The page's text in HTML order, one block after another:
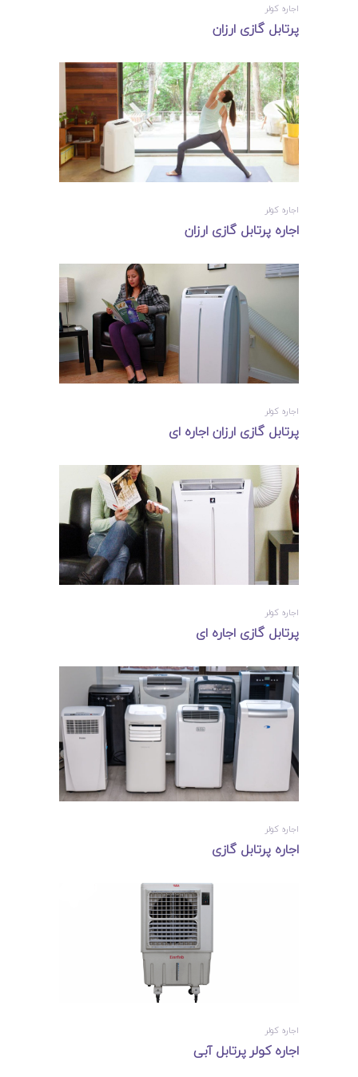
اجاره کولر
پرتابل گازی ارزان
اجاره کولر
اجاره پرتابل گازی ارزان
اجاره کولر
پرتابل گازی ارزان اجاره ای
اجاره کولر
پرتابل گازی اجاره ای
اجاره کولر
اجاره پرتابل گازی
اجاره کولر
اجاره کولر پرتابل آبی